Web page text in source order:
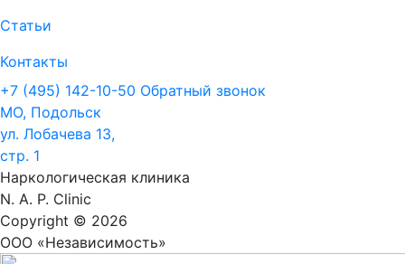
Статьи
Контакты
+7 (495) 142-10-50 Обратный звонок
МО, Подольск
ул. Лобачева 13,
стр. 1
Наркологическая клиника
N. A. P. Clinic
Copyright © 2026
ООО «Независимость»